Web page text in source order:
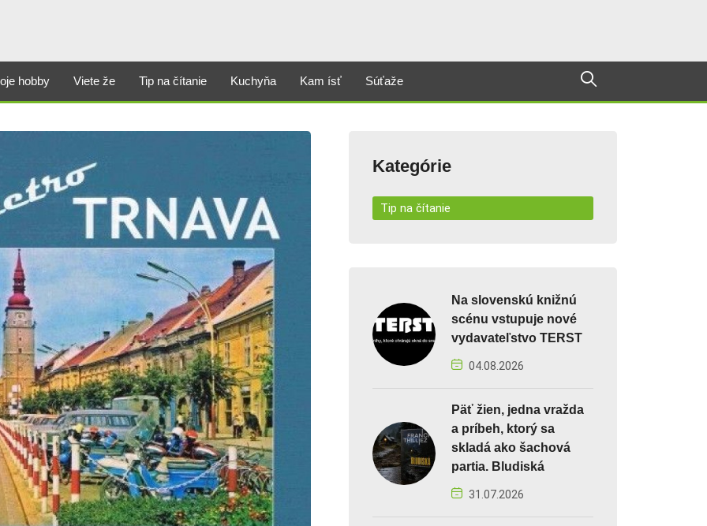
hobby Viete že Tip na čítanie Kuchyňa Kam ísť Súťaže
Kategórie
Tip na čítanie
Na slovenskú knižnú
scénu vstupuje nové
vydavateľstvo TERST
04.08.2026
Päť žien, jedna vražda
a príbeh, ktorý sa
skladá ako šachová
partia. Bludiská
31.07.2026